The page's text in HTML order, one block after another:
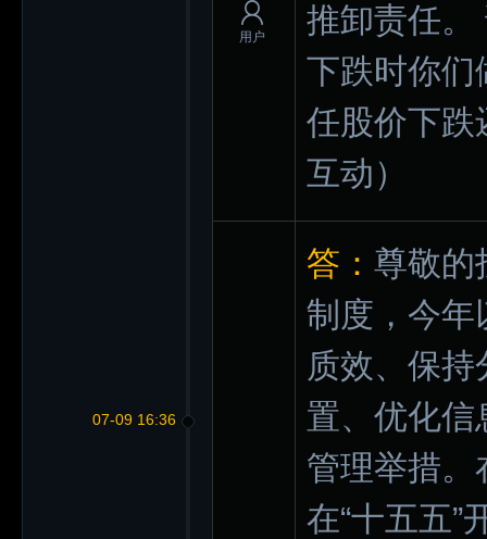
07-09 16:36
用户
推卸责任。
下跌时你们
任股价下跌
互动）
答： 尊敬的
制度，今年
质效、保
置、优化信
管理举措。
在“十五五”